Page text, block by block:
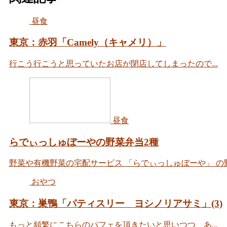
昼食
東京：赤羽「Camely（キャメリ）」
行こう行こうと思っていたお店が閉店してしまったので...
昼食
らでぃっしゅぼーやの野菜弁当2種
野菜や有機野菜の宅配サービス 「らでぃっしゅぼーや」 の
おやつ
東京：巣鴨「パティスリー ヨシノリアサミ」(3)
もっと頻繁にこちらのパフェを頂きたいと思いつつ、あ...